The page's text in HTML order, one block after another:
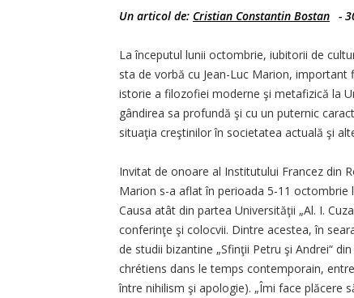
Un articol de: Cristian Constantin Bostan -
La începutul lunii octombrie, iubitorii de
sta de vorbă cu Jean-Luc Marion,
istorie a filozofiei moderne şi metafizică la
gândirea sa profundă şi cu un puternic
situaţia creştinilor în societatea actuală şi
Invitat de onoare al Institutului Francez din
Marion s-a aflat în perioada 5-11
Causa atât din partea Universităţii „Al. I.
conferinţe şi colocvii. Dintre acestea, în
de studii bizantine „Sfinţii Petru şi Andrei“
chrétiens dans le temps contemporain,
între nihilism şi apologie). „Îmi face plăcere